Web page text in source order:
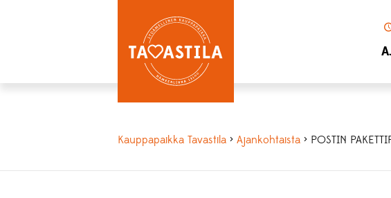
Kauppapaikka Tavastila >Ajankohtaista > POSTIN